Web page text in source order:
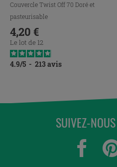
Couvercle Twist Off 70 Doré et
pasteurisable
Prix
4,20 €
Le lot de 12
4.9/5 - 213 avis
SUIVEZ-